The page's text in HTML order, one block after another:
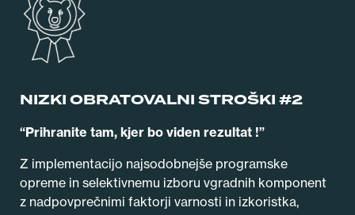
NIZKI OBRATOVALNI STROŠKI #2
“Prihranite tam, kjer bo viden rezultat !”
Z implementacijo najsodobnejše programske
opreme in selektivnemu izboru vgradnih komponent
z nadpovprečnimi faktorji varnosti in izkoristka,